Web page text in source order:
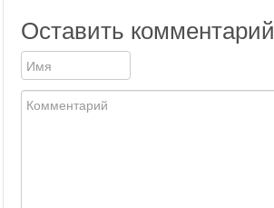
Оставить комментарий